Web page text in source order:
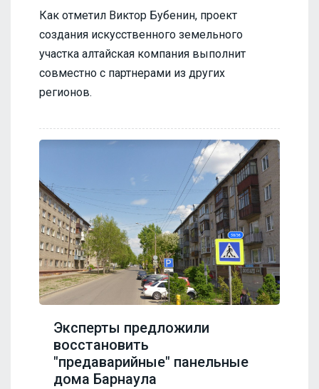
Как отметил Виктор Бубенин, проект
создания искусственного земельного
участка алтайская компания выполнит
совместно с партнерами из других
регионов.
Эксперты предложили
восстановить
"предаварийные" панельные
дома Барнаула